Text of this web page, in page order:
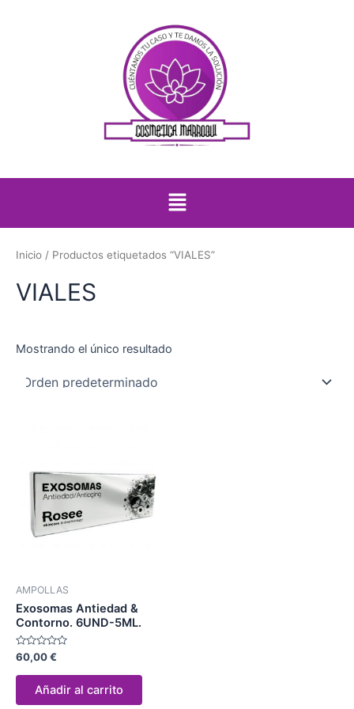
Menú
Inicio / Productos etiquetados “VIALES”
VIALES
Mostrando el único resultado
AMPOLLAS
Exosomas Antiedad &
Contorno. 6UND-5ML.
Valorado
con
0
60,00€
Añadir al carrito